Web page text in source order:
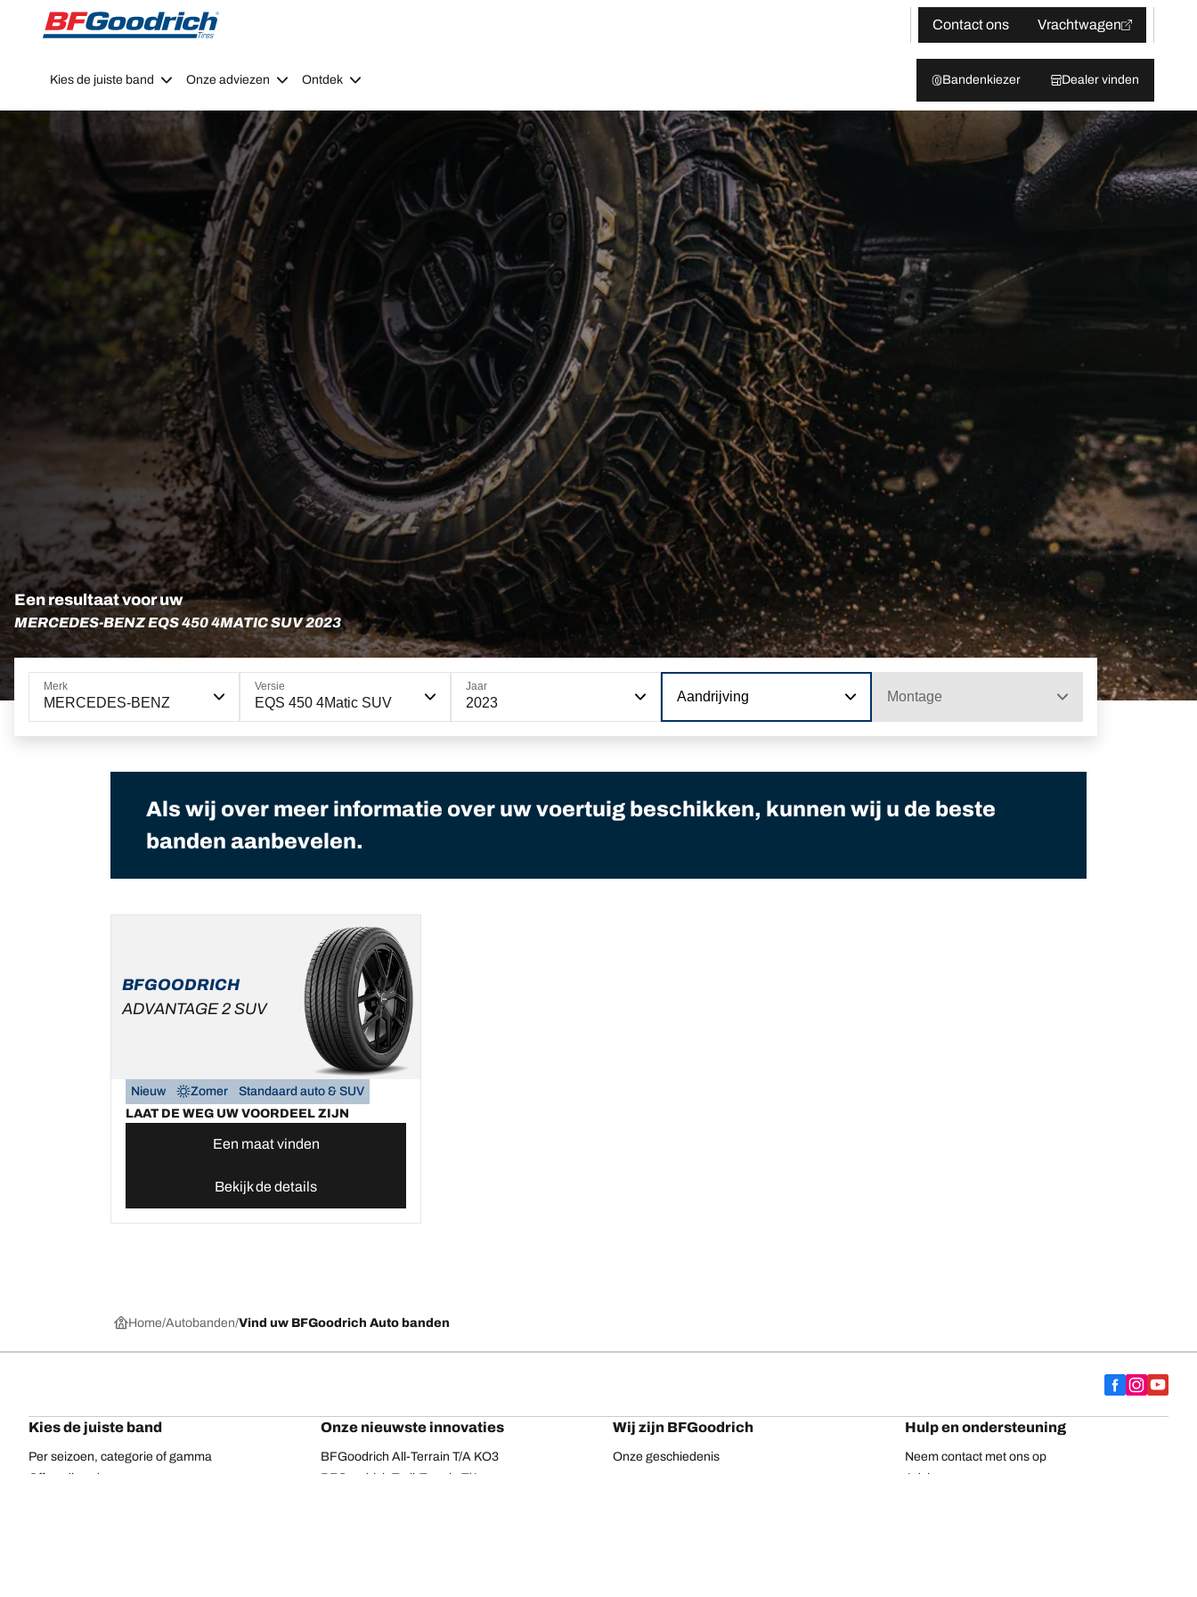
Go to page content
Go to page navigation
Contact ons
Vrachtwagen
Kies de juiste band Onze adviezen Ontdek Bandenkiezer Dealer vinden
Een resultaat voor uw
MERCEDES-BENZ EQS 450 4MATIC SUV 2023
Merk
MERCEDES-BENZ
Versie
EQS 450 4Matic SUV
Jaar
2023 Aandrijving Montage
Als wij over meer informatie over uw voertuig beschikken, kunnen wij u de beste
banden aanbevelen.
BFGOODRICH
ADVANTAGE 2 SUV
Nieuw Zomer
Standaard auto & SUV
LAAT DE WEG UW VOORDEEL ZIJN
Een maat vinden
Bekijk de details
Home Autobanden Vind uw BFGoodrich Auto banden
Kies de juiste band
Per seizoen, categorie of gamma
Offroadbanden
Onze nieuwste innovaties
BFGoodrich All-Terrain T/A KO3
BFGoodrich Trail-Terrain T/A
Wij zijn BFGoodrich
Onze geschiedenis
Hulp en ondersteuning
Neem contact met ons op
Adviezen